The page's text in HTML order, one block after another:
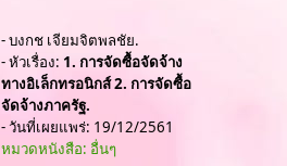
- บงกช เจียมจิตพลชัย.
- หัวเรื่อง: 1. การจัดซื้อจัดจ้าง
ทางอิเล็กทรอนิกส์ 2. การจัดซื้อ
จัดจ้างภาครัฐ.
- วันที่เผยแพร่: 19/12/2561
หมวดหนังสือ: อื่นๆ